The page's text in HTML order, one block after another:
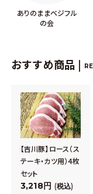
ありのままベジフル
の会
おすすめ商品 |
【吉川豚】ロース（ス
テーキ・カツ用）4枚
セット
3,218 税込